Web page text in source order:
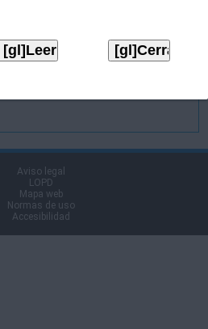
Aviso legal
LOPD
Mapa web
Normas de uso
Accesibilidad